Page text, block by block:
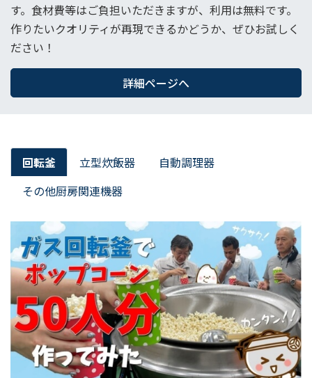
す。食材費等はご負担いただきますが、利用は無料です。
作りたいクオリティが再現できるかどうか、ぜひお試しく
ださい！
詳細ページへ
回転釜 立型炊飯器
自動調理器
その他厨房関連機器